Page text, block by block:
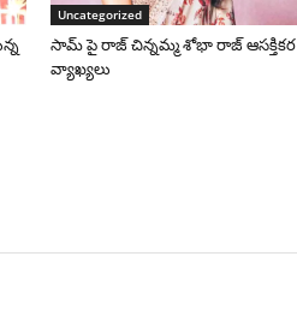
Uncategorized
సామ్ పై రాజ్ చిన్నమ్మ శోభా రాజ్ ఆసక్తికర
వ్యాఖ్యలు